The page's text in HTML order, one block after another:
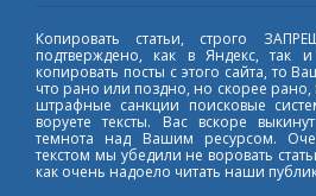
Копировать статьи, строго
подтверждено, как в Яндекс, так
копировать посты с этого сайта, то
что рано или поздно, но скорее
штрафные санкции поисковые
воруете тексты. Вас вскоре
темнота над Вашим ресурсом.
текстом мы убедили не воровать
как очень надоело читать наши